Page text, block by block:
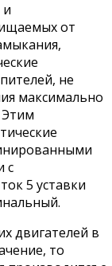
и
от
не
максимально
Этим
с
5 уставки
двигателей в
то